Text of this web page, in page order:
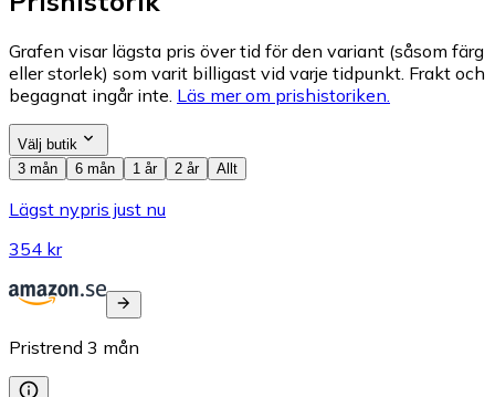
Grafen visar lägsta pris över tid för den variant (såsom färg
eller storlek) som varit billigast vid varje tidpunkt. Frakt och
begagnat ingår inte. Läs mer om prishistoriken.
Välj butik
3 mån
6 mån 1 år 2 år Allt
Lägst nypris just nu
354 kr
Pristrend 3 mån